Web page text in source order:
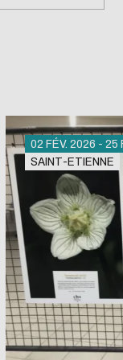
bibliothèque - W1
02 FÉV. 2026 - 25
SAINT-ETIENNE